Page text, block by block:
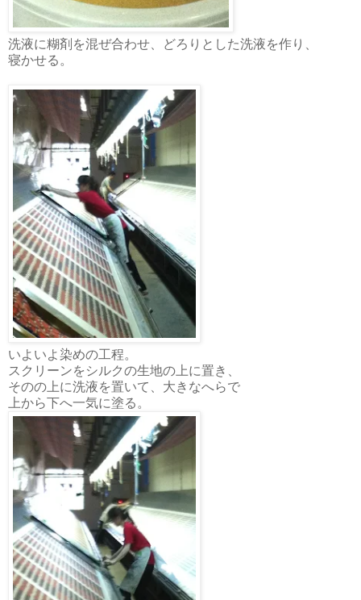
洗液に糊剤を混ぜ合わせ、どろりとした洗液を作り、
寝かせる。
いよいよ染めの工程。
スクリーンをシルクの生地の上に置き、
そのの上に洗液を置いて、大きなへらで
上から下へ一気に塗る。